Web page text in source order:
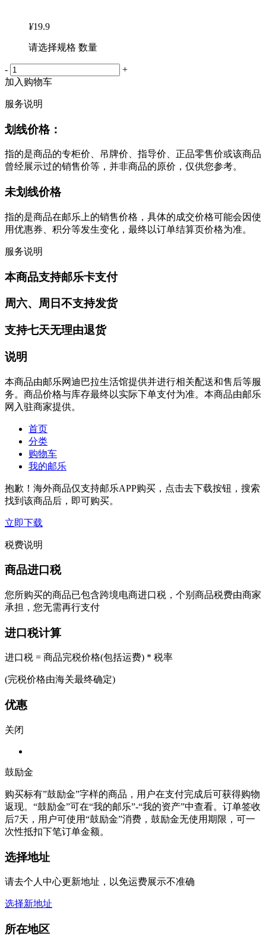
¥19.9
请选择规格 数量
-
+
加入购物车
服务说明
划线价格：
指的是商品的专柜价、吊牌价、指导价、正品零售价或该商品
曾经展示过的销售价等，并非商品的原价，仅供您参考。
未划线价格
指的是商品在邮乐上的销售价格，具体的成交价格可能会因使
用优惠券、积分等发生变化，最终以订单结算页价格为准。
服务说明
本商品支持邮乐卡支付
周六、周日不支持发货
支持七天无理由退货
说明
本商品由邮乐网迪巴拉生活馆提供并进行相关配送和售后等服
务。商品价格与库存最终以实际下单支付为准。本商品由邮乐
网入驻商家提供。
首页
分类
购物车
我的邮乐
抱歉！海外商品仅支持邮乐APP购买，点击去下载按钮，搜索
找到该商品后，即可购买。
立即下载
税费说明
商品进口税
您所购买的商品已包含跨境电商进口税，个别商品税费由商家
承担，您无需再行支付
进口税计算
进口税 = 商品完税价格(包括运费) * 税率
(完税价格由海关最终确定)
优惠
关闭
鼓励金
购买标有”鼓励金”字样的商品，用户在支付完成后可获得购物
返现。“鼓励金”可在“我的邮乐”-“我的资产”中查看。订单签收
后7天，用户可使用“鼓励金”消费，鼓励金无使用期限，可一
次性抵扣下笔订单金额。
选择地址
请去个人中心更新地址，以免运费展示不准确
选择新地址
所在地区